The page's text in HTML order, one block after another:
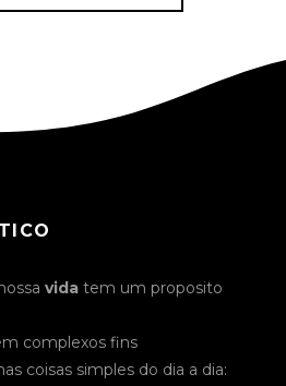
vida tem um proposito
complexos fins
coisas simples do dia a dia: